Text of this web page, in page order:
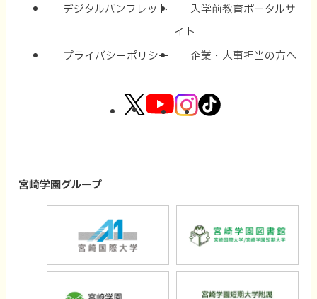
デジタルパンフレット
入学前教育ポータルサ
イト
プライバシーポリシー
企業・人事担当の方へ
外
ト
を
別
ウ
外
ト
ウ
外
ト
ウ
外
ト
を
別
ウ
宮崎学園グループ
サ
サ